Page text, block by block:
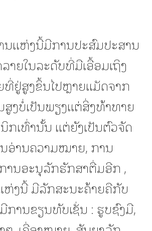
ນແຫ່ງນີ້ມີການປະສົມປະສານ
າຍໃນລະດັບທີ່ມືເອື້ອມເຖິງ
ທີ່ຢູ່ສູງຂຶ້ນໄປຫຼາຍແມັດຈາກ
ງບໍ່ເປັນພຽງແຕ່ສິ່ງທ້າທາຍ
ກເທົ່ານັ້ນ ແຕ່ຍັງເປັນຕົວຈັດ
ອ່ານຄວາມໝາຍ, ການ
ການອະນຸລັກຮັກສາຕື່ມອີກ ,
ຫ່ງນີ້ ມີລັກສະນະຄ້າຍຄືກັບ
ານຂຽນທັບເຊັ່ນ : ຮູບຊົງມື,